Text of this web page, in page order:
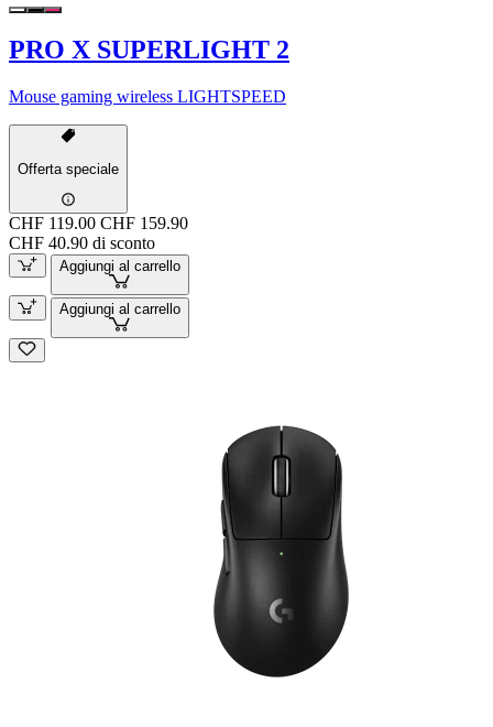
PRO X SUPERLIGHT 2
Mouse gaming wireless LIGHTSPEED
Offerta speciale
CHF 119.00 CHF 159.90
CHF 40.90 di sconto
Aggiungi al carrello
Aggiungi al carrello